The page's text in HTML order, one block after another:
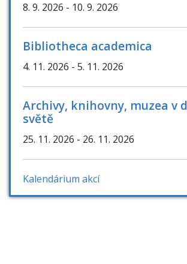
8. 9. 2026 - 10. 9. 2026
Bibliotheca academica
4. 11. 2026 - 5. 11. 2026
Archivy, knihovny, muzea v
světě
25. 11. 2026 - 26. 11. 2026
Kalendárium akcí